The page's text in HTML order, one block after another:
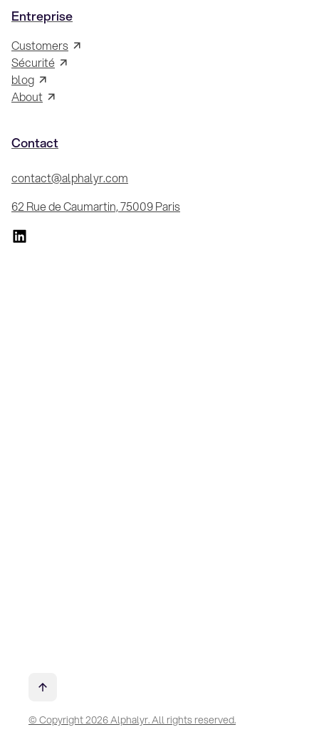
Entreprise
Customers
Sécurité
blog
About
Contact
contact@alphalyr.com
62 Rue de Caumartin, 75009 Paris
© Copyright 2026 Alphalyr. All rights reserved.